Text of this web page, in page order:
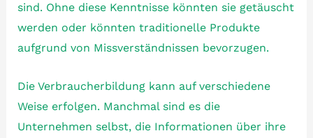
sind. Ohne diese Kenntnisse könnten sie getäuscht
werden oder könnten traditionelle Produkte
aufgrund von Missverständnissen bevorzugen.
Die Verbraucherbildung kann auf verschiedene
Weise erfolgen. Manchmal sind es die
Unternehmen selbst, die Informationen über ihre